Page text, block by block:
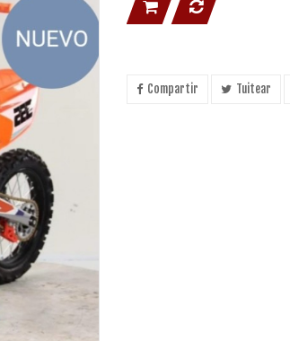
Compartir Tuitear